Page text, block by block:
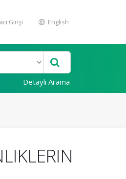
Girişi English
Detaylı Arama